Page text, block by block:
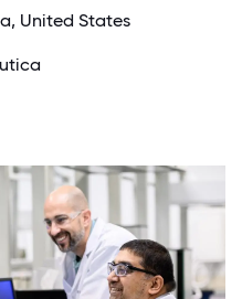
United States